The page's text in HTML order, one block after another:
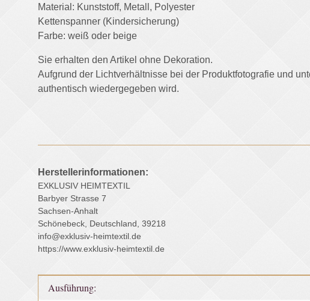
Material: Kunststoff, Metall, Polyester
Kettenspanner (Kindersicherung)
Farbe: weiß oder beige
Sie erhalten den Artikel ohne Dekoration.
Aufgrund der Lichtverhältnisse bei der Produktfotografie und
authentisch wiedergegeben wird.
Herstellerinformationen:
EXKLUSIV HEIMTEXTIL
Barbyer Strasse 7
Sachsen-Anhalt
Schönebeck, Deutschland, 39218
info@exklusiv-heimtextil.de
https://www.exklusiv-heimtextil.de
Produkteigenschaft
Wert
Ausführung: